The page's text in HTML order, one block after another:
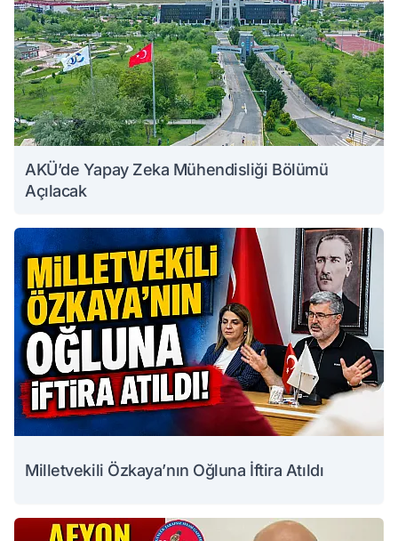
AKÜ’de Yapay Zeka Mühendisliği Bölümü
Açılacak
Milletvekili Özkaya’nın Oğluna İftira Atıldı